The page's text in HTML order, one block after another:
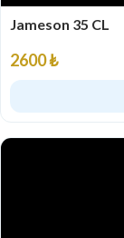
Jameson 35 CL
2600 ₺